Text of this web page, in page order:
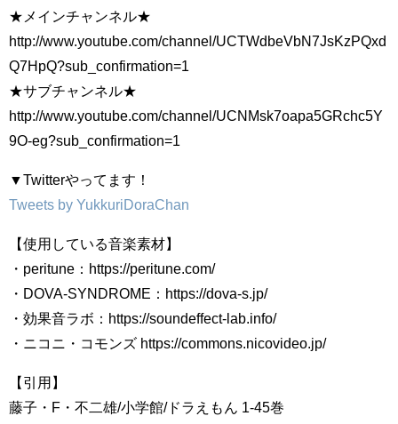
★メインチャンネル★
http://www.youtube.com/channel/UCTWdbeVbN7JsKzPQxd
Q7HpQ?sub_confirmation=1
★サブチャンネル★
http://www.youtube.com/channel/UCNMsk7oapa5GRchc5Y
9O-eg?sub_confirmation=1
▼Twitterやってます！
Tweets by YukkuriDoraChan
【使用している音楽素材】
・peritune：https://peritune.com/
・DOVA-SYNDROME：https://dova-s.jp/
・効果音ラボ：https://soundeffect-lab.info/
・ニコニ・コモンズ https://commons.nicovideo.jp/
【引用】
藤子・F・不二雄/小学館/ドラえもん 1-45巻